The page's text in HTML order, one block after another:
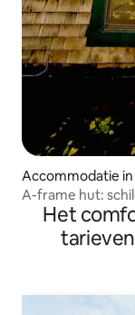
Accommodatie
A-frame hut:
Het